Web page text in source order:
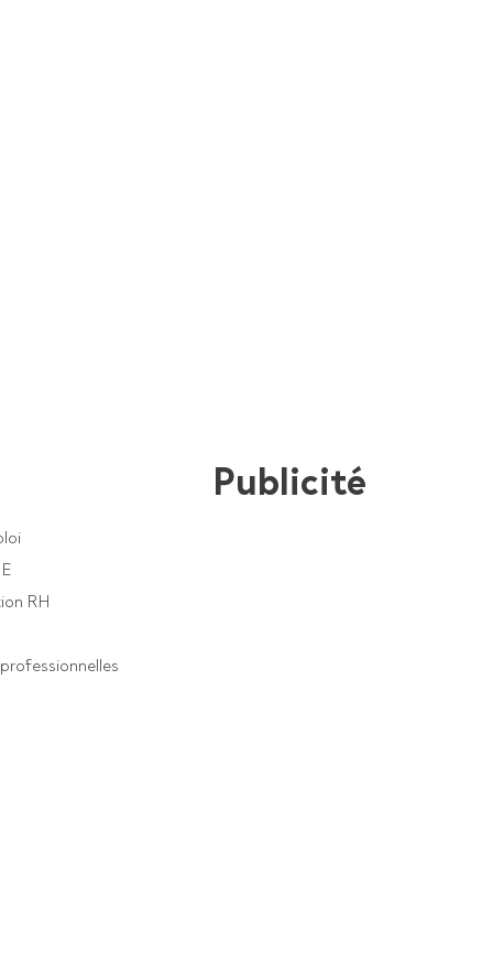
RH
Publicité